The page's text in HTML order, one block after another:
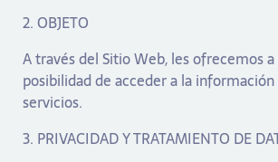
2. OBJETO
A través del Sitio Web, les ofrecemos
posibilidad de acceder a la
servicios.
3. PRIVACIDAD Y TRATAMIENTO DE